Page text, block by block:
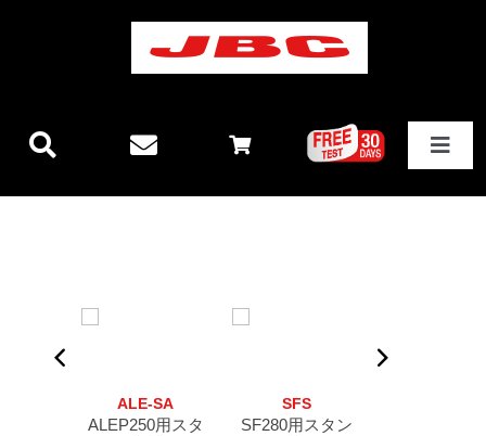
Toggle
JBCテクノロジー
ステーション
その他製品
ALE-SA
ALEP250用スタ
SFS
SF280用スタン